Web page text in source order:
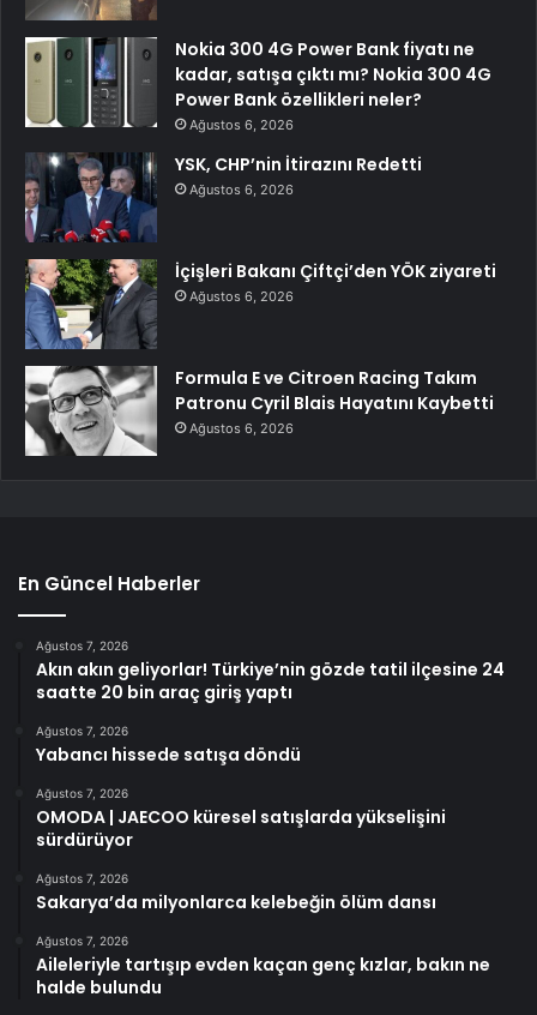
Nokia 300 4G Power Bank fiyatı ne
kadar, satışa çıktı mı? Nokia 300 4G
Power Bank özellikleri neler?
Ağustos 6, 2026
YSK, CHP’nin İtirazını Redetti
Ağustos 6, 2026
İçişleri Bakanı Çiftçi’den YÖK ziyareti
Ağustos 6, 2026
Formula E ve Citroen Racing Takım
Patronu Cyril Blais Hayatını Kaybetti
Ağustos 6, 2026
En Güncel Haberler
Ağustos 7, 2026
Akın akın geliyorlar! Türkiye’nin gözde tatil ilçesine 24
saatte 20 bin araç giriş yaptı
Ağustos 7, 2026
Yabancı hissede satışa döndü
Ağustos 7, 2026
OMODA | JAECOO küresel satışlarda yükselişini
sürdürüyor
Ağustos 7, 2026
Sakarya’da milyonlarca kelebeğin ölüm dansı
Ağustos 7, 2026
Aileleriyle tartışıp evden kaçan genç kızlar, bakın ne
halde bulundu